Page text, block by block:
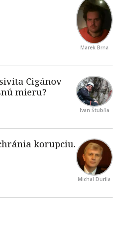
Marek Brna
Ivan Štubňa
Michal Durila